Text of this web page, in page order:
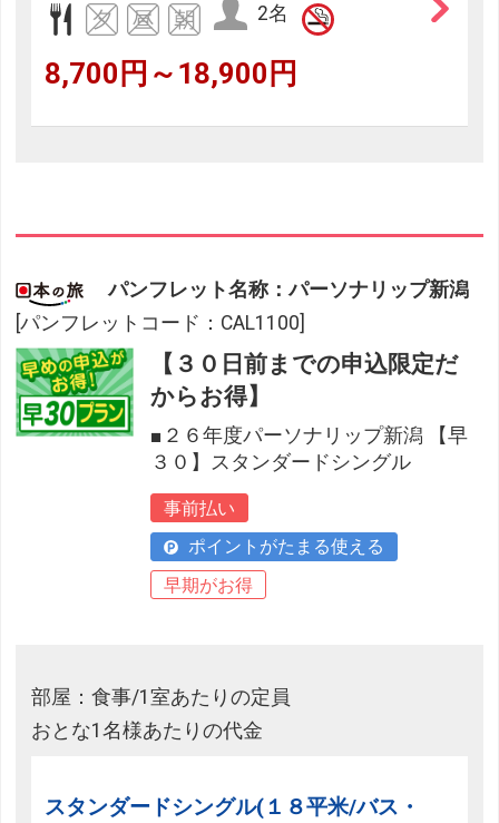
2名
8,700円～18,900円
パンフレット名称：パーソナリップ新潟
[パンフレットコード：CAL1100]
【３０日前までの申込限定だ
からお得】
■２６年度パーソナリップ新潟 【早
３０】スタンダードシングル
事前払い
ポイントがたまる使える
早期がお得
部屋：食事/1室あたりの定員
おとな1名様あたりの代金
スタンダードシングル(１８平米/バス・